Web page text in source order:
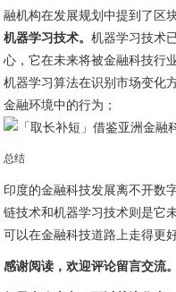
融机构在发展规划中提到了区
机器学习技术。机器学习技术
心，它在未来将被金融科技行
机器学习算法在识别市场变化
金融环境中的行为；
总结
印度的金融科技发展离不开数
链技术和机器学习技术则是它
可以在金融科技道路上走得更好
感谢阅读，欢迎评论留言交流。